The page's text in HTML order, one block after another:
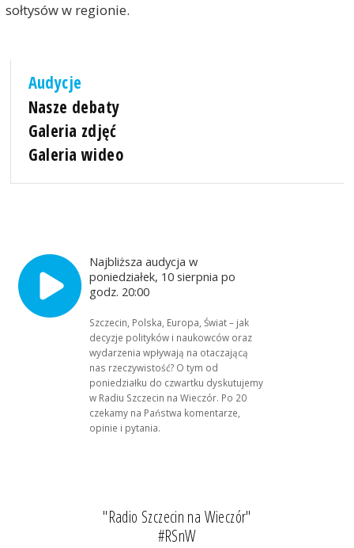
sołtysów w regionie.
Audycje
Nasze debaty
Galeria zdjęć
Galeria wideo
Najbliższa audycja w
poniedziałek, 10 sierpnia po
godz. 20:00
Szczecin, Polska, Europa, Świat – jak
decyzje polityków i naukowców oraz
wydarzenia wpływają na otaczającą
nas rzeczywistość? O tym od
poniedziałku do czwartku dyskutujemy
w Radiu Szczecin na Wieczór. Po 20
czekamy na Państwa komentarze,
opinie i pytania.
"Radio Szczecin na Wieczór"
#RSnW